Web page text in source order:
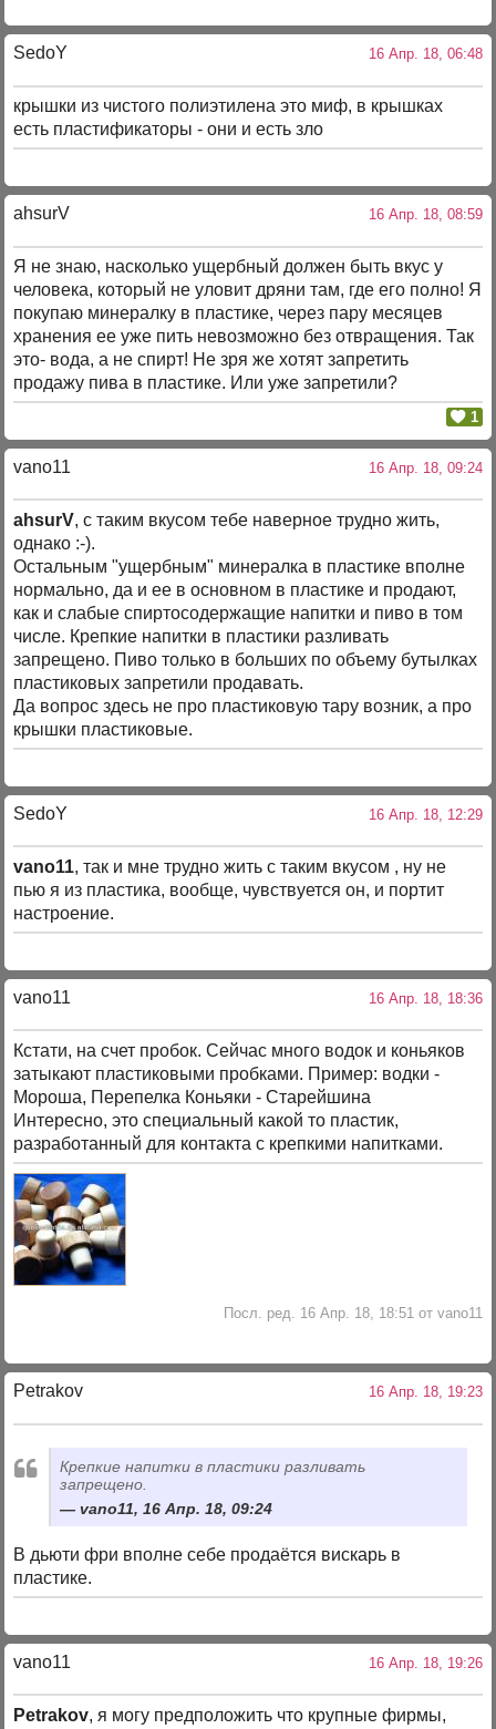
SedoY 16 Апр. 18, 06:48
крышки из чистого полиэтилена это миф, в крышках
есть пластификаторы - они и есть зло
ahsurV 16 Апр. 18, 08:59
Я не знаю, насколько ущербный должен быть вкус у
человека, который не уловит дряни там, где его полно! Я
покупаю минералку в пластике, через пару месяцев
хранения ее уже пить невозможно без отвращения. Так
это- вода, а не спирт! Не зря же хотят запретить
продажу пива в пластике. Или уже запретили?
1
vano11 16 Апр. 18, 09:24
ahsurV, c таким вкусом тебе наверное трудно жить,
однако :-).
Остальным "ущербным" минералка в пластике вполне
нормально, да и ее в основном в пластике и продают,
как и слабые спиртосодержащие напитки и пиво в том
числе. Крепкие напитки в пластики разливать
запрещено. Пиво только в больших по объему бутылках
пластиковых запретили продавать.
Да вопрос здесь не про пластиковую тару возник, а про
крышки пластиковые.
SedoY 16 Апр. 18, 12:29
vano11, так и мне трудно жить с таким вкусом , ну не
пью я из пластика, вообще, чувствуется он, и портит
настроение.
vano11 16 Апр. 18, 18:36
Кстати, на счет пробок. Сейчас много водок и коньяков
затыкают пластиковыми пробками. Пример: водки -
Мороша, Перепелка Коньяки - Старейшина
Интересно, это специальный какой то пластик,
разработанный для контакта с крепкими напитками.
Посл. ред. 16 Апр. 18, 18:51 от vano11
Petrakov 16 Апр. 18, 19:23
Крепкие напитки в пластики разливать
запрещено.
vano11, 16 Апр. 18, 09:24
В дьюти фри вполне себе продаётся вискарь в
пластике.
vano11 16 Апр. 18, 19:26
Petrakov, я могу предположить что крупные фирмы,